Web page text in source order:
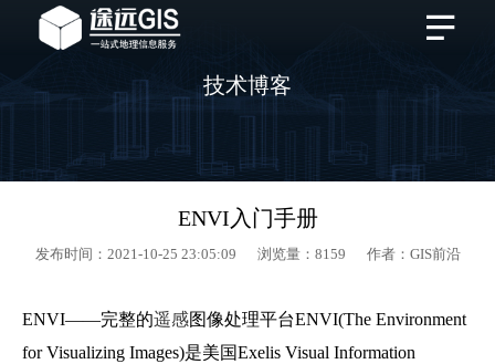
技术博客
ENVI入门手册
发布时间：2021-10-25 23:05:09 浏览量：8159 作者：GIS前沿
ENVI——完整的遥感图像处理平台ENVI(The Environment
for Visualizing Images)是美国Exelis Visual Information